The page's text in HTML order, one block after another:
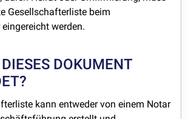
Gesellschafterliste beim
werden.
DOKUMENT
kann entweder von einem Notar